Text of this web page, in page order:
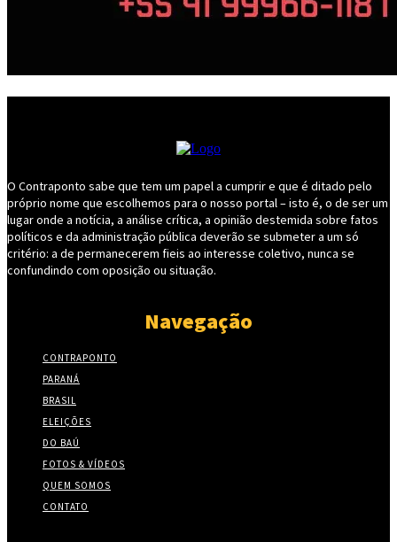
O Contraponto sabe que tem um papel a cumprir e que é ditado pelo
próprio nome que escolhemos para o nosso portal – isto é, o de ser um
lugar onde a notícia, a análise crítica, a opinião destemida sobre fatos
políticos e da administração pública deverão se submeter a um só
critério: a de permanecerem fieis ao interesse coletivo, nunca se
confundindo com oposição ou situação.
Navegação
CONTRAPONTO
PARANÁ
BRASIL
ELEIÇÕES
DO BAÚ
FOTOS & VÍDEOS
QUEM SOMOS
CONTATO